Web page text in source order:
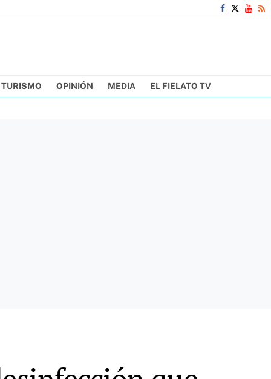
TURISMO OPINIÓN MEDIA EL FIELATO TV